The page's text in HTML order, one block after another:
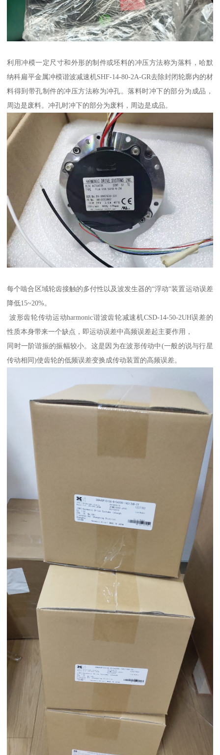
利用冲模一定尺寸和外形的制件或坯料的冲压方法称为落料，哈默
纳科扁平金属冲模谐波减速机SHF-14-80-2A-GR去除封闭轮廓内的材
料得到带孔制件的冲压方法称为冲孔。落料时冲下的部分为成品，
周边是废料。冲孔时冲下的部分为废料，周边是成品。
每个啮合区域轮齿接触的多付性以及波发生器的“浮动“装置运动误差
降低15~20%。
波形齿轮传动运动harmonic谐波齿轮减速机CSD-14-50-2UH误差的
性质本身带来一个缺点，即运动误差中高频误差起主要作用，
同时一阶谐振的振幅较小。这是因为在波形传动中(一般的说与行星
传动相同)使齿轮的低频误差变换成传动装置的高频误差。